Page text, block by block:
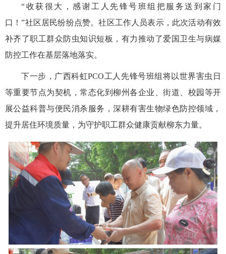
“收获很大，感谢工人先锋号班组把服务送到家门
口！”社区居民纷纷点赞。社区工作人员表示，此次活动有效
补齐了职工群众防虫知识短板，有力推动了爱国卫生与病媒
防控工作在基层落地落实。
下一步，广西科虹PCO工人先锋号班组将以世界害虫日
等重要节点为契机，常态化到柳州各企业、街道、校园等开
展公益科普与便民消杀服务，深耕有害生物绿色防控领域，
提升居住环境质量，为守护职工群众健康贡献柳东力量。